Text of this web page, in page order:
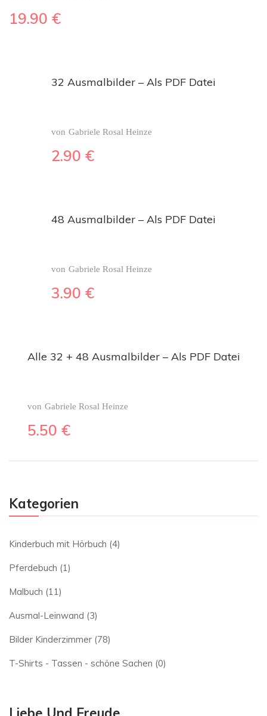
Kategorien
Kinderbuch mit Hörbuch (4)
Pferdebuch (1)
Malbuch (11)
Ausmal-Leinwand (3)
Bilder Kinderzimmer (78)
T-Shirts - Tassen - schöne Sachen (0)
19.90 €
32 Ausmalbilder – Als PDF Datei
von Gabriele Rosal Heinze
2.90 €
48 Ausmalbilder – Als PDF Datei
von Gabriele Rosal Heinze
3.90 €
Alle 32 + 48 Ausmalbilder – Als PDF Datei
von Gabriele Rosal Heinze
5.50 €